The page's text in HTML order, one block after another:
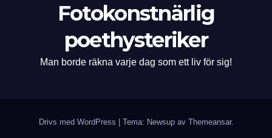
Fotokonstnärlig
poethysteriker
Man borde räkna varje dag som ett liv för sig!
Drivs med WordPress Tema: Newsup av Themeansar.